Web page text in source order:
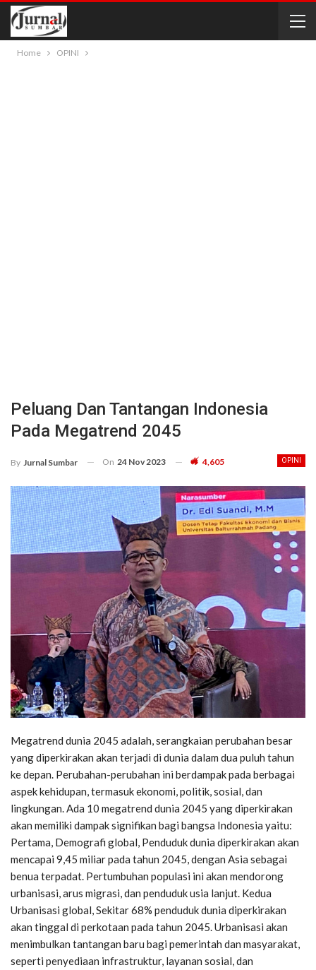
Home OPINI
Peluang Dan Tantangan Indonesia
Pada Megatrend 2045
OPINI
By Jurnal Sumbar On 24 Nov 2023 4,605
Megatrend dunia 2045 adalah, serangkaian perubahan besar
yang diperkirakan akan terjadi di dunia dalam dua puluh tahun
ke depan. Perubahan-perubahan ini berdampak pada berbagai
aspek kehidupan, termasuk ekonomi, politik, sosial, dan
lingkungan. Ada 10 megatrend dunia 2045 yang diperkirakan
akan memiliki dampak signifikan bagi bangsa Indonesia yaitu:
Pertama, Demografi global, Penduduk dunia diperkirakan akan
mencapai 9,45 miliar pada tahun 2045, dengan Asia sebagai
benua terpadat. Pertumbuhan populasi ini akan mendorong
urbanisasi, arus migrasi, dan penduduk usia lanjut. Kedua
Urbanisasi global, Sekitar 68% penduduk dunia diperkirakan
akan tinggal di perkotaan pada tahun 2045. Urbanisasi akan
menimbulkan tantangan baru bagi pemerintah dan masyarakat,
seperti penyediaan infrastruktur, layanan sosial, dan